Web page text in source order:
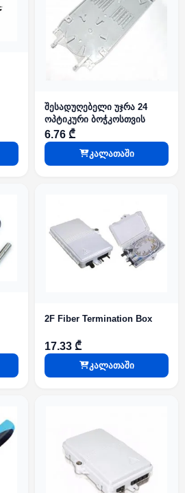
შესადუღებელი უჯრა 24
ოპტიკური ბოჭკოსთვის
6.76 ₾
კალათაში
2F Fiber Termination Box
17.33 ₾
კალათაში